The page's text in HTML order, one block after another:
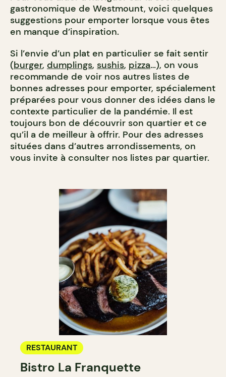
gastronomique de Westmount, voici quelques
suggestions pour emporter lorsque vous êtes
en manque d’inspiration.
Si l’envie d’un plat en particulier se fait sentir
(burger, dumplings, sushis, pizza…), on vous
recommande de voir nos autres listes de
bonnes adresses pour emporter, spécialement
préparées pour vous donner des idées dans le
contexte particulier de la pandémie. Il est
toujours bon de découvrir son quartier et ce
qu’il a de meilleur à offrir. Pour des adresses
situées dans d’autres arrondissements, on
vous invite à consulter nos listes par quartier.
RESTAURANT
Bistro La Franquette